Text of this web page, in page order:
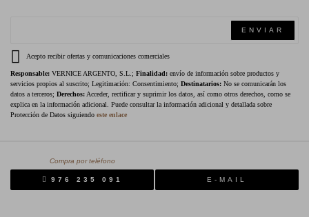
ENVIAR
Acepto recibir ofertas y comunicaciones comerciales
Responsable: VERNICE ARGENTO, S.L.; Finalidad: envío de información sobre productos y
servicios propios al suscrito; Legitimación: Consentimiento; Destinatarios: No se comunicarán los
datos a terceros; Derechos: Acceder, rectificar y suprimir los datos, así como otros derechos, como se
explica en la información adicional. Puede consultar la información adicional y detallada sobre
Protección de Datos siguiendo este enlace
Compra por teléfono
976 235 091 E-MAIL